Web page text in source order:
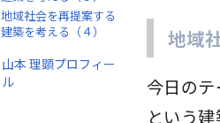
地域社会を再提案する
建築を考える（４）
山本 理顕プロフィー
ル
地域
今日の
という